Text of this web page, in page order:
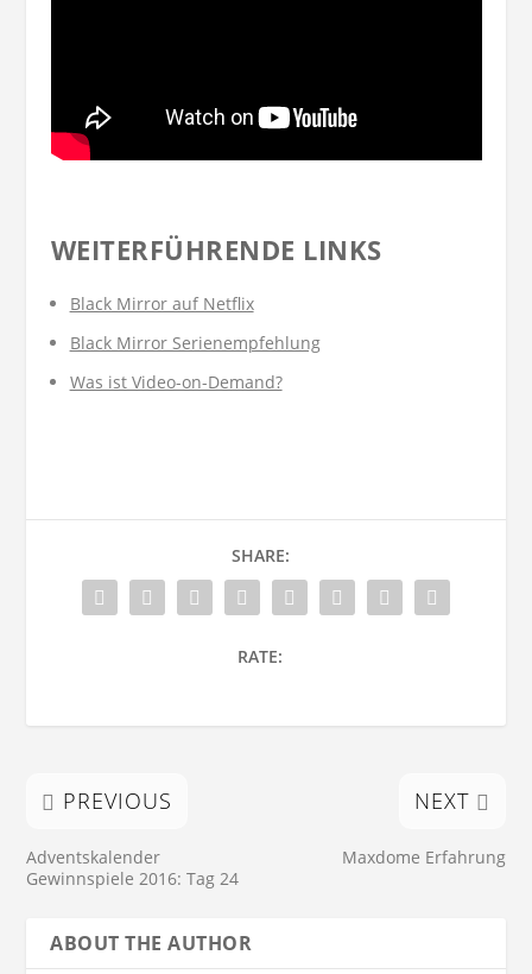
WEITERFÜHRENDE LINKS
Black Mirror auf Netflix
Black Mirror Serienempfehlung
Was ist Video-on-Demand?
SHARE:
RATE:
PREVIOUS
Adventskalender
Gewinnspiele 2016: Tag 24
NEXT
Maxdome Erfahrung
ABOUT THE AUTHOR